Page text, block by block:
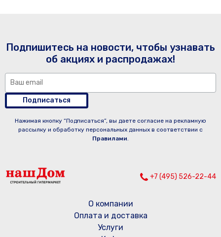
Подпишитесь на новости, чтобы узнавать
об акциях и распродажах!
Подписаться
Нажимая кнопку “Подписаться”, вы даете согласие на рекламную
рассылку и обработку персональных данных в соответствии с
Правилами.
+7 (495) 526-22-44
О компании
Оплата и доставка
Услуги